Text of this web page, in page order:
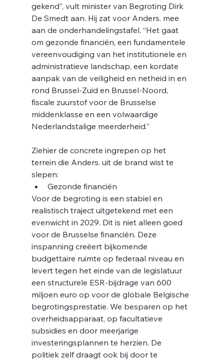
m
ijn
gekend”, vult minister van Begroting Dirk
De Smedt aan. Hij zat voor Anders. mee
aan de onderhandelingstafel. “Het gaat
om gezonde financiën, een fundamentele
vereenvoudiging van het institutionele en
administratieve landschap, een kordate
aanpak van de veiligheid en netheid in en
rond Brussel-Zuid en Brussel-Noord,
fiscale zuurstof voor de Brusselse
middenklasse en een volwaardige
Nederlandstalige meerderheid.”
Ziehier de concrete ingrepen op het
terrein die Anders. uit de brand wist te
slepen:
Gezonde financiën
Voor de begroting is een stabiel en
realistisch traject uitgetekend met een
evenwicht in 2029. Dit is niet alleen goed
voor de Brusselse financiën. Deze
inspanning creëert bijkomende
budgettaire ruimte op federaal niveau en
levert tegen het einde van de legislatuur
een structurele ESR-bijdrage van 600
miljoen euro op voor de globale Belgische
begrotingsprestatie. We besparen op het
overheidsapparaat, op facultatieve
subsidies en door meerjarige
investeringsplannen te herzien. De
politiek zelf draagt ook bij door te